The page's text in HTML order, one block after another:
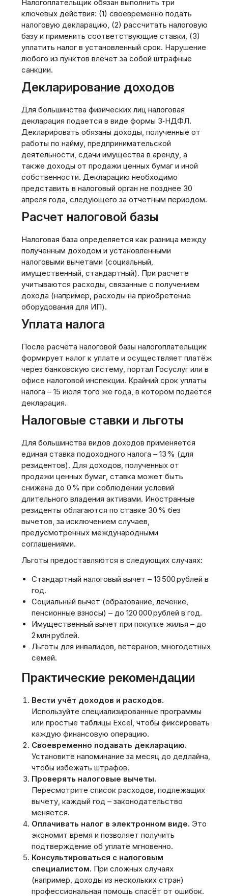
Налогоплательщик обязан выполнить три
ключевых действия: (1) своевременно подать
налоговую декларацию‚ (2) рассчитать налоговую
базу и применить соответствующие ставки‚ (3)
уплатить налог в установленный срок. Нарушение
любого из пунктов влечет за собой штрафные
санкции.
Декларирование доходов
Для большинства физических лиц налоговая
декларация подается в виде формы 3‑НДФЛ.
Декларировать обязаны доходы‚ полученные от
работы по найму‚ предпринимательской
деятельности‚ сдачи имущества в аренду‚ а
также доходы от продажи ценных бумаг и иной
собственности. Декларацию необходимо
представить в налоговый орган не позднее 30
апреля года‚ следующего за отчетным периодом.
Расчет налоговой базы
Налоговая база определяется как разница между
полученным доходом и установленными
налоговыми вычетами (социальный‚
имущественный‚ стандартный). При расчете
учитываются расходы‚ связанные с получением
дохода (например‚ расходы на приобретение
оборудования для ИП).
Уплата налога
После расчёта налоговой базы налогоплательщик
формирует налог к уплате и осуществляет платёж
через банковскую систему‚ портал Госуслуг или в
офисе налоговой инспекции. Крайний срок уплаты
налога – 15 июля того же года‚ в котором подаётся
декларация.
Налоговые ставки и льготы
Для большинства видов доходов применяется
единая ставка подоходного налога – 13 % (для
резидентов). Для доходов‚ полученных от
продажи ценных бумаг‚ ставка может быть
снижена до 0 % при соблюдении условий
длительного владения активами. Иностранные
резиденты облагаются по ставке 30 % без
вычетов‚ за исключением случаев‚
предусмотренных международными
соглашениями.
Льготы предоставляются в следующих случаях:
Стандартный налоговый вычет – 13 500 рублей в
год.
Социальный вычет (образование‚ лечение‚
пенсионные взносы) – до 120 000 рублей в год.
Имущественный вычет при покупке жилья – до
2 млн рублей.
Льготы для инвалидов‚ ветеранов‚ многодетных
семей.
Практические рекомендации
Вести учёт доходов и расходов.
Используйте специализированные программы
или простые таблицы Excel‚ чтобы фиксировать
каждую финансовую операцию.
Своевременно подавать декларацию.
Установите напоминание за месяц до дедлайна‚
чтобы избежать штрафов.
Проверять налоговые вычеты.
Пересмотрите список расходов‚ подлежащих
вычету‚ каждый год – законодательство
меняется.
Оплачивать налог в электронном виде. Это
экономит время и позволяет получить
подтверждение об уплате мгновенно.
Консультироваться с налоговым
специалистом. При сложных случаях
(например‚ доходы из нескольких стран)
профессиональная помощь спасёт от ошибок.